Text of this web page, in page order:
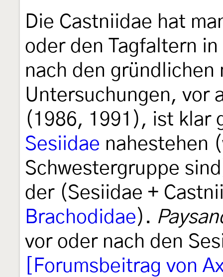
Die Castniidae hat
oder den Tagfaltern
nach den gründlichen
Untersuchungen, vor
(1986, 1991), ist klar
Sesiidae nahestehen
Schwestergruppe
der (Sesiidae +
Brachodidae).
vor oder nach den
[Forumsbeitrag von